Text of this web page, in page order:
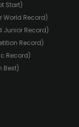
Start)
World Record)
Junior Record)
Record)
Record)
Best)